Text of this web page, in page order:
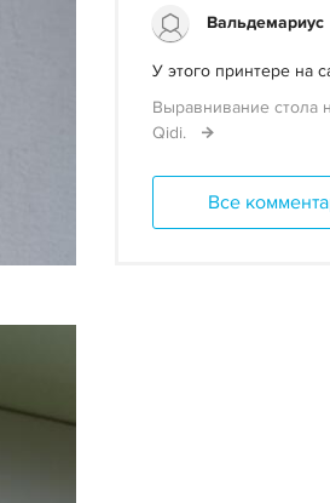
Вальдемариус
У этого принтере на
Выравнивание стола
Qidi.
Все